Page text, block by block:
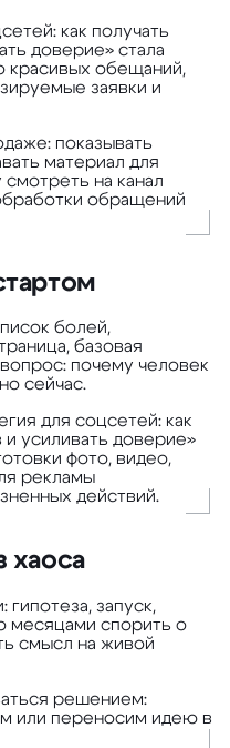
как получать
доверие» стала
красивых обещаний,
заявки и
показывать
материал для
на канал
обращений
болей,
базовая
почему человек
сейчас.
для соцсетей: как
и усиливать доверие»
фото, видео,
рекламы
действий.
хаоса
гипотеза, запуск,
месяцами спорить о
смысл на живой
решением:
или переносим идею в